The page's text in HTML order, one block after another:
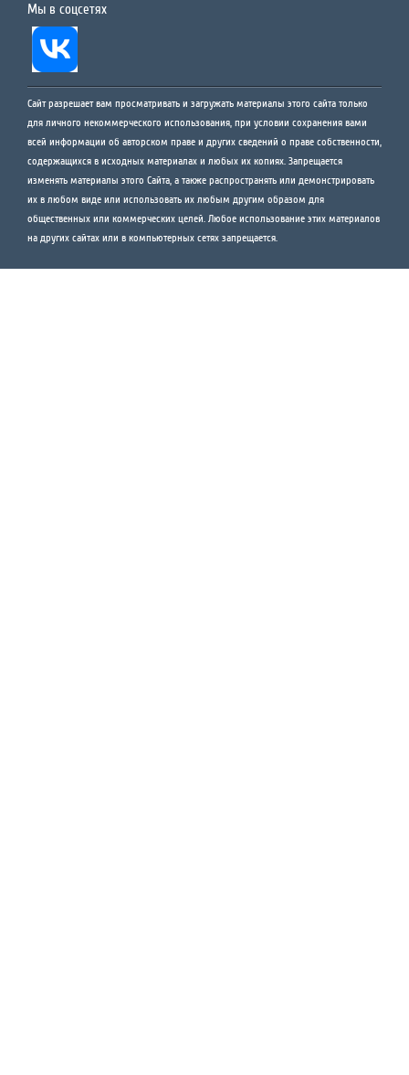
Мы в соцсетях
Сайт разрешает вам просматривать и загружать материалы этого сайта только
для личного некоммерческого использования, при условии сохранения вами
всей информации об авторском праве и других сведений о праве собственности,
содержащихся в исходных материалах и любых их копиях. Запрещается
изменять материалы этого Сайта, а также распространять или демонстрировать
их в любом виде или использовать их любым другим образом для
общественных или коммерческих целей. Любое использование этих материалов
на других сайтах или в компьютерных сетях запрещается.